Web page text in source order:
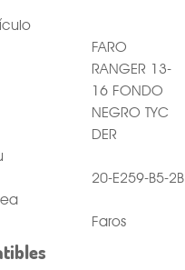
FARO
RANGER 13-
16 FONDO
NEGRO TYC
DER
20-E259-B5-2B
Faros